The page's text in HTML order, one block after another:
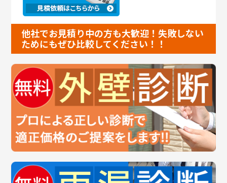
他社でお見積り中の方も大歓迎！失敗しない
ためにもぜひ比較してください！！